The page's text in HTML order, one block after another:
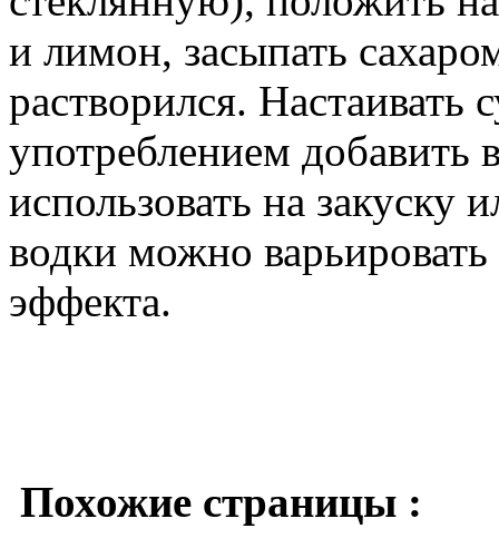
и лимон, засыпать
растворился. Настаивать
употреблением
использовать на закуску
водки можно
эффекта.
Похожие страницы :